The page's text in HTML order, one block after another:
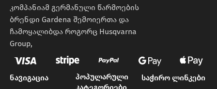
კომპანიამ გერმანული წარმოების
ბრენდი Gardena შემოიერთა და
ჩამოყალიბდა როგორც Husqvarna
Group,
ნავიგაცია
პოპულარული
საჭირო ლინკები